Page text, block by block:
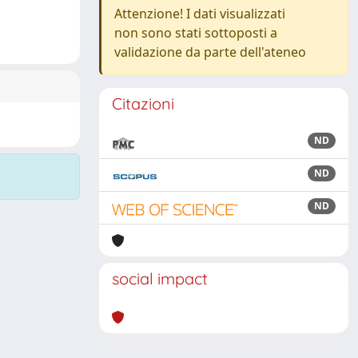
Attenzione! I dati visualizzati
non sono stati sottoposti a
validazione da parte dell'ateneo
Citazioni
ND
ND
ND
social impact